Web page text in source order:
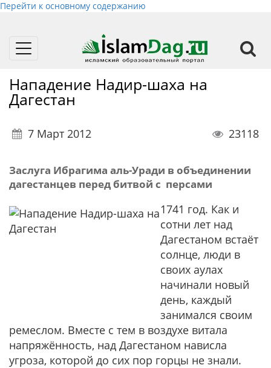
Перейти к основному содержанию
Toggle
Нападение Надир-шаха на
Дагестан
7 Март 2012 23118
Заслуга Ибрагима аль-Уради в объединении
дагестанцев перед битвой с персами
1741 год. Как и
сотни лет над
Дагестаном встаёт
солнце, люди в
своих аулах
начинали новый
день, каждый
занимался своим
ремеслом. Вместе с тем в воздухе витала
напряжённость, над Дагестаном нависла
угроза, которой до сих пор горцы не знали.